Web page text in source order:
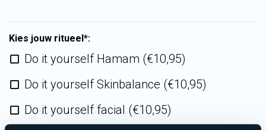
Kies jouw ritueel*:
Do it yourself Hamam (€10,95)
Do it yourself Skinbalance (€10,95)
Do it yourself facial (€10,95)